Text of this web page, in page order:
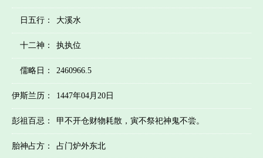
日五行： 大溪水
十二神： 执执位
儒略日： 2460966.5
伊斯兰历： 1447年04月20日
彭祖百忌： 甲不开仓财物耗散，寅不祭祀神鬼不尝。
胎神占方： 占门炉外东北